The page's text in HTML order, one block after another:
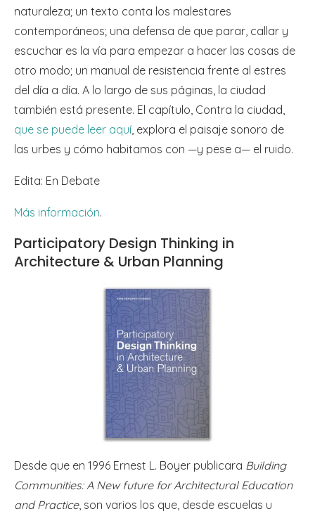
naturaleza; un texto conta los malestares
contemporáneos; una defensa de que parar, callar y
escuchar es la vía para empezar a hacer las cosas de
otro modo; un manual de resistencia frente al estres
del día a día. A lo largo de sus páginas, la ciudad
también está presente. El capítulo, Contra la ciudad,
que se puede leer aquí, explora el paisaje sonoro de
las urbes y cómo habitamos con —y pese a— el ruido.
Edita: En Debate
Más información.
Participatory Design Thinking in
Architecture & Urban Planning
Desde que en 1996 Ernest L. Boyer publicara Building
Communities: A New future for Architectural Education
and Practice, son varios los que, desde escuelas u